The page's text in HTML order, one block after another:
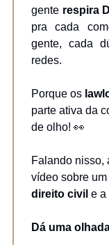
gente respira
pra cada
gente, cada
redes.
Porque os
parte ativa da
de olho! 👀
Falando nisso,
vídeo sobre
direito civil e a
Dá uma